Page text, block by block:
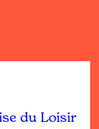
du Loisir